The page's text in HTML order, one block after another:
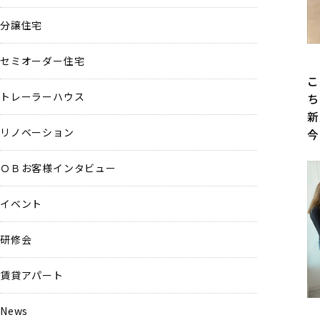
分譲住宅
セミオーダー住宅
トレーラーハウス
リノベーション
ＯＢお客様インタビュー
イベント
研修会
賃貸アパート
News